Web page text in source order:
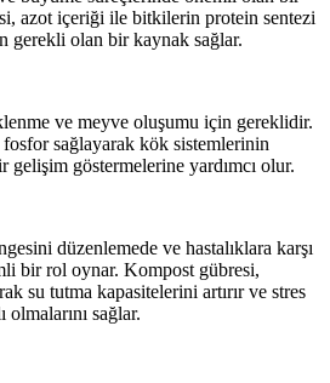
azot içeriği ile bitkilerin protein sentezi
gerekli olan bir kaynak sağlar.
ve meyve oluşumu için gereklidir.
sağlayarak kök sistemlerinin
gelişim göstermelerine yardımcı olur.
düzenlemede ve hastalıklara karşı
bir rol oynar. Kompost gübresi,
su tutma kapasitelerini artırır ve stres
olmalarını sağlar.